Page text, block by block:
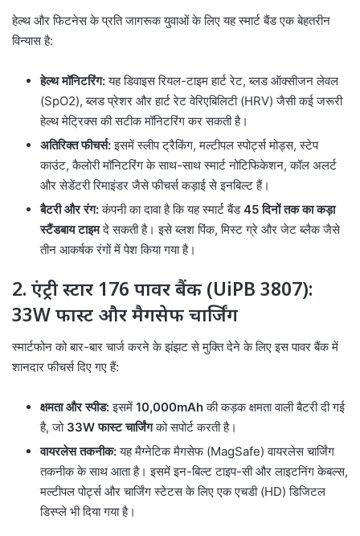
हेल्थ और फिटनेस के प्रति जागरूक युवाओं के लिए यह स्मार्ट बैंड एक बेहतरीन
विन्यास है:
हेल्थ मॉनिटरिंग:यह डिवाइस रियल-टाइम हार्ट रेट, ब्लड ऑक्सीजन लेवल
(SpO2), ब्लड प्रेशर और हार्ट रेट वेरिएबिलिटी (HRV) जैसी कई जरूरी
हेल्थ मेट्रिक्स की सटीक मॉनिटरिंग कर सकती है।
अतिरिक्त फीचर्स:इसमें स्लीप ट्रैकिंग, मल्टीपल स्पोर्ट्स मोड्स, स्टेप
काउंट, कैलोरी मॉनिटरिंग के साथ-साथ स्मार्ट नोटिफिकेशन, कॉल अलर्ट
और सेडेंटरी रिमाइंडर जैसे फीचर्स कड़ाई से इनबिल्ट हैं।
बैटरी और रंग:कंपनी का दावा है कि यह स्मार्ट बैंड45 दिनों तक का कड़ा
स्टैंडबाय टाइमदे सकती है। इसे ब्लश पिंक, मिस्ट ग्रे और जेट ब्लैक जैसे
तीन आकर्षक रंगों में पेश किया गया है।
2. एंट्री स्टार 176 पावर बैंक (UiPB 3807):
33W फास्ट और मैगसेफ चार्जिंग
स्मार्टफोन को बार-बार चार्ज करने के झंझट से मुक्ति देने के लिए इस पावर बैंक में
शानदार फीचर्स दिए गए हैं:
क्षमता और स्पीड:इसमें 10,000mAhकी कड़क क्षमता वाली बैटरी दी गई
है, जो 33W फास्ट चार्जिंगको सपोर्ट करती है।
वायरलेस तकनीक:यह मैग्नेटिक मैगसेफ (MagSafe) वायरलेस चार्जिंग
तकनीक के साथ आता है। इसमें इन-बिल्ट टाइप-सी और लाइटनिंग केबल्स,
मल्टीपल पोर्ट्स और चार्जिंग स्टेटस के लिए एक एचडी (HD) डिजिटल
डिस्प्ले भी दिया गया है।